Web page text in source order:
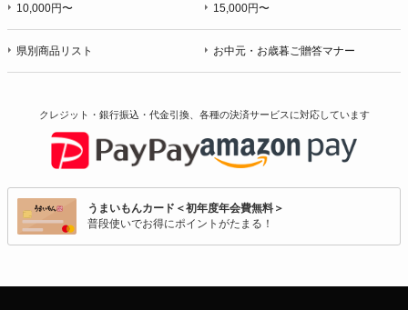
10,000円〜 15,000円〜
県別商品リスト お中元・お歳暮ご贈答マナー
クレジット・銀行振込・代金引換、各種の決済サービスに対応しています
うまいもんカード＜初年度年会費無料＞
普段使いでお得にポイントがたまる！